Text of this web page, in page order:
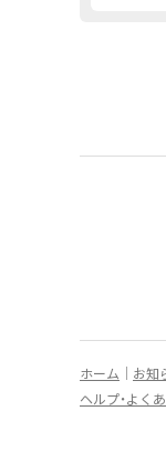
ホーム お知
ヘルプ・よく